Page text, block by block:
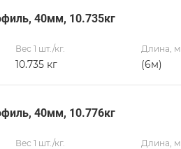
40мм, 10.735кг
Вес 1 шт./кг.
10.735 кг
Длина, м
(6м)
40мм, 10.776кг
Вес 1 шт./кг. Длина, м